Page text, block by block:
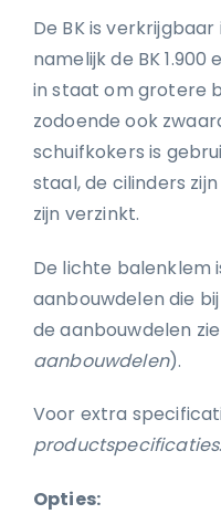
De BK is
namelijk de BK 1.900
in staat om grotere
zodoende ook
schuifkokers is
staal, de cilinders
zijn verzinkt.
De lichte balenklem
aanbouwdelen die
de aanbouwdelen
aanbouwdelen).
Voor extra
productspecificaties.
Opties: